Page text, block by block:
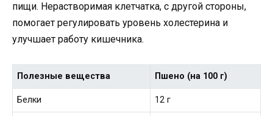
пищи. Нерастворимая клетчатка, с другой стороны,
помогает регулировать уровень холестерина и
улучшает работу кишечника.
Полезные вещества Пшено (на 100 г)
Белки 12 г